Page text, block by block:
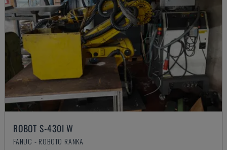
ROBOT S-430I W
FANUC - ROBOTO RANKA